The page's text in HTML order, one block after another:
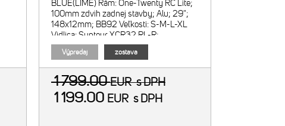
BLUE(LIME) Rám: One-Twenty RC Lite;
100mm zdvih zadnej stavby; Alu; 29";
148x12mm; BB92 Veľkosti: S-M-L-XL
Vidlica: Suntour XCR32 RL-R;
vzduchová; zdvih 120mm;
Výpredaj zostava
1 799.00EURs DPH
1 199.00 EUR s DPH